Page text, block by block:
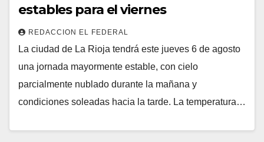
estables para el viernes
REDACCION EL FEDERAL
La ciudad de La Rioja tendrá este jueves 6 de agosto
una jornada mayormente estable, con cielo
parcialmente nublado durante la mañana y
condiciones soleadas hacia la tarde. La temperatura…